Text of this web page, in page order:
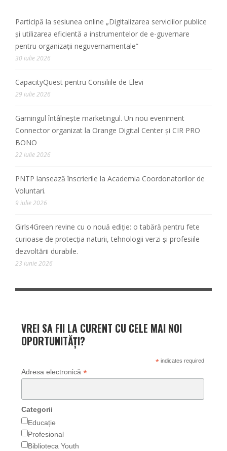
Participă la sesiunea online „Digitalizarea serviciilor publice
și utilizarea eficientă a instrumentelor de e-guvernare
pentru organizații neguvernamentale”
30 iulie 2026
CapacityQuest pentru Consiliile de Elevi
29 iulie 2026
Gamingul întâlnește marketingul. Un nou eveniment
Connector organizat la Orange Digital Center și CIR PRO
BONO
22 iulie 2026
PNTP lansează înscrierile la Academia Coordonatorilor de
Voluntari.
9 iulie 2026
Girls4Green revine cu o nouă ediție: o tabără pentru fete
curioase de protecția naturii, tehnologii verzi și profesiile
dezvoltării durabile.
23 iunie 2026
VREI SA FII LA CURENT CU CELE MAI NOI
OPORTUNITĂȚI?
*indicates required
Adresa electronică *
Categorii
Educație
Profesional
Biblioteca Youth